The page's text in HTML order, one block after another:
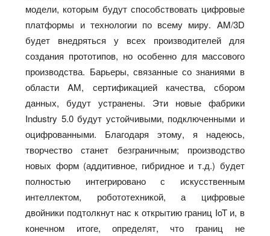
модели, которым будут способствовать цифровые
платформы и технологии по всему миру. AM/3D
будет внедряться у всех производителей для
создания прототипов, но особенно для массового
производства. Барьеры, связанные со знаниями в
области AM, сертификацией качества, сбором
данных, будут устранены. Эти новые фабрики
Industry 5.0 будут устойчивыми, подключенными и
оцифрованными. Благодаря этому, я надеюсь,
творчество станет безграничным; производство
новых форм (аддитивное, гибридное и т.д.) будет
полностью интегрировано с искусственным
интеллектом, робототехникой, а цифровые
двойники подтолкнут нас к открытию границ IoT и, в
конечном итоге, определят, что границ не